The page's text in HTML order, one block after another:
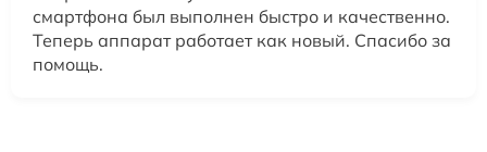
смартфона был выполнен быстро и качественно.
Теперь аппарат работает как новый. Спасибо за
помощь.